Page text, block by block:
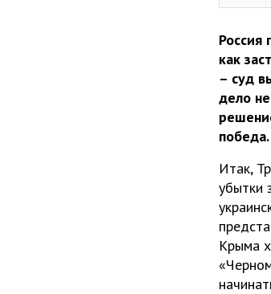
Россия
как
– суд
дело
победа.
Итак,
убытки
Крыма